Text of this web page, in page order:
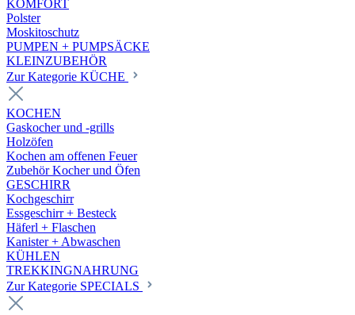
KOMFORT
Polster
Moskitoschutz
PUMPEN + PUMPSÄCKE
KLEINZUBEHÖR
Zur Kategorie KÜCHE
KOCHEN
Gaskocher und -grills
Holzöfen
Kochen am offenen Feuer
Zubehör Kocher und Öfen
GESCHIRR
Kochgeschirr
Essgeschirr + Besteck
Häferl + Flaschen
Kanister + Abwaschen
KÜHLEN
TREKKINGNAHRUNG
Zur Kategorie SPECIALS